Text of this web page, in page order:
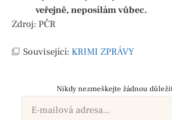
veřejně, neposílám vůbec.
Zdroj: PČR
Související: KRIMI ZPRÁVY
Nikdy nezmeškejte žádnou